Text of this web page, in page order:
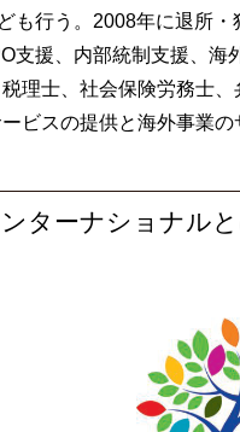
も行う。2008年に退所
支援、内部統制支援、
理士、社会保険労務士
ビスの提供と海外事業
ターナショナルと